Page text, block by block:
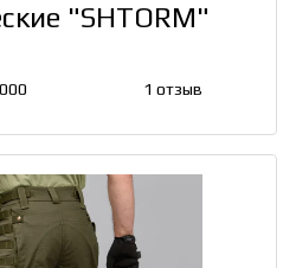
"SHTORM"
1 отзыв